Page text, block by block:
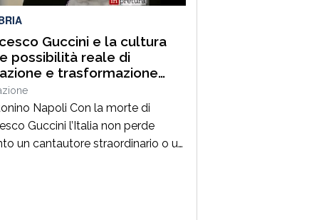
Guccini e la cultura
possibilità reale di
e trasformazione
Napoli Con la morte di
Guccini l’Italia non perde
un cantautore straordinario o un